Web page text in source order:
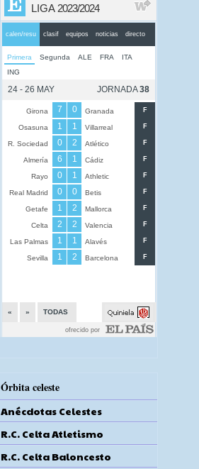
Órbita celeste
Anécdotas Celestes
R.C. Celta Atletismo
R.C. Celta Baloncesto